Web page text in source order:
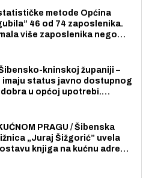
metode Općina
46 od 74 zaposlenika.
više zaposlenika nego
kninskoj županiji –
imaju status javno dostupnog
u općoj upotrebi.
PRAGU / Šibenska
„Juraj Šižgorić” uvela
knjiga na kućnu adresu